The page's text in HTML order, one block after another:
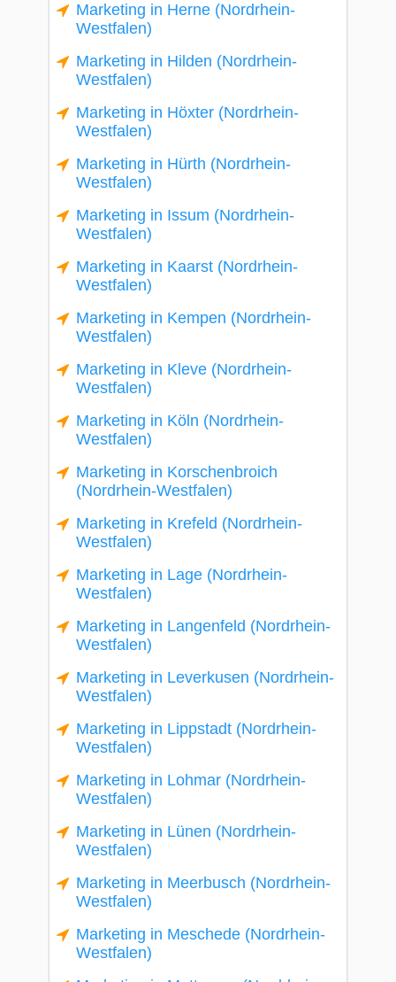
Marketing in Herne (Nordrhein-
Westfalen)
Marketing in Hilden (Nordrhein-
Westfalen)
Marketing in Höxter (Nordrhein-
Westfalen)
Marketing in Hürth (Nordrhein-
Westfalen)
Marketing in Issum (Nordrhein-
Westfalen)
Marketing in Kaarst (Nordrhein-
Westfalen)
Marketing in Kempen (Nordrhein-
Westfalen)
Marketing in Kleve (Nordrhein-
Westfalen)
Marketing in Köln (Nordrhein-
Westfalen)
Marketing in Korschenbroich
(Nordrhein-Westfalen)
Marketing in Krefeld (Nordrhein-
Westfalen)
Marketing in Lage (Nordrhein-
Westfalen)
Marketing in Langenfeld (Nordrhein-
Westfalen)
Marketing in Leverkusen (Nordrhein-
Westfalen)
Marketing in Lippstadt (Nordrhein-
Westfalen)
Marketing in Lohmar (Nordrhein-
Westfalen)
Marketing in Lünen (Nordrhein-
Westfalen)
Marketing in Meerbusch (Nordrhein-
Westfalen)
Marketing in Meschede (Nordrhein-
Westfalen)